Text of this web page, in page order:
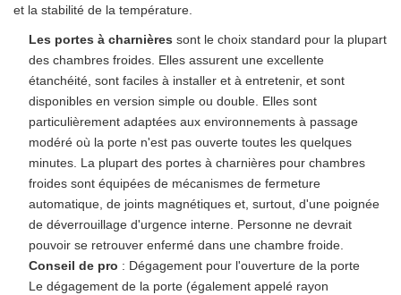
et la stabilité de la température.
Les portes à charnières sont le choix standard pour la plupart
des chambres froides. Elles assurent une excellente
étanchéité, sont faciles à installer et à entretenir, et sont
disponibles en version simple ou double. Elles sont
particulièrement adaptées aux environnements à passage
modéré où la porte n'est pas ouverte toutes les quelques
minutes. La plupart des portes à charnières pour chambres
froides sont équipées de mécanismes de fermeture
automatique, de joints magnétiques et, surtout, d'une poignée
de déverrouillage d'urgence interne. Personne ne devrait
pouvoir se retrouver enfermé dans une chambre froide.
Conseil de pro : Dégagement pour l'ouverture de la porte
Le dégagement de la porte (également appelé rayon